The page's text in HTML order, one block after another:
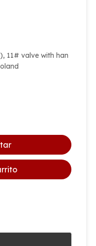
11# valve with han